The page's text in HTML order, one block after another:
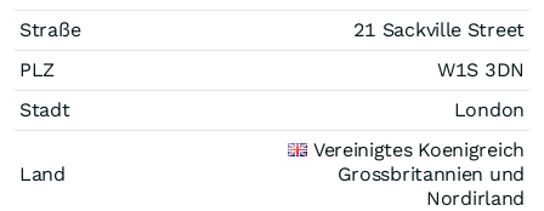
Straße
21 Sackville Street
PLZ
W1S 3DN
Stadt
London
Land
Vereinigtes Koenigreich
Grossbritannien und
Nordirland